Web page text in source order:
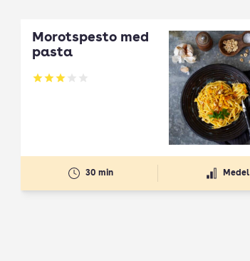
Morotspesto med
pasta
Betyg: 3 av 5
30 min Medel